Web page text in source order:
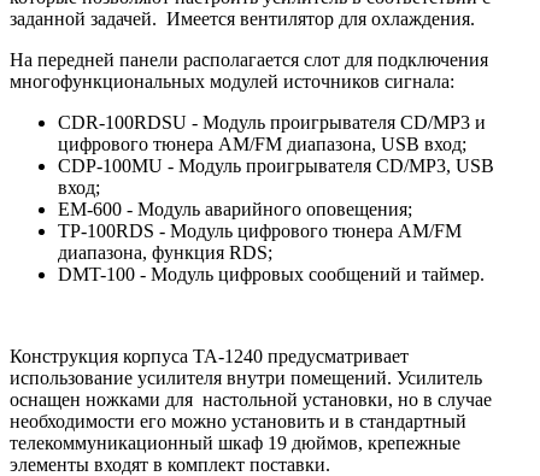
заданной задачей. Имеется вентилятор для охлаждения.
На передней панели располагается слот для подключения
многофункциональных модулей источников сигнала:
CDR-100RDSU - Модуль проигрывателя CD/MP3 и
цифрового тюнера AM/FM диапазона, USB вход;
CDP-100MU - Модуль проигрывателя CD/MP3, USB
вход;
EM-600 - Модуль аварийного оповещения;
TP-100RDS - Модуль цифрового тюнера AM/FM
диапазона, функция RDS;
DMT-100 - Модуль цифровых сообщений и таймер.
Конструкция корпуса TA-1240 предусматривает
использование усилителя внутри помещений. Усилитель
оснащен ножками для настольной установки, но в случае
необходимости его можно установить и в стандартный
телекоммуникационный шкаф 19 дюймов, крепежные
элементы входят в комплект поставки.